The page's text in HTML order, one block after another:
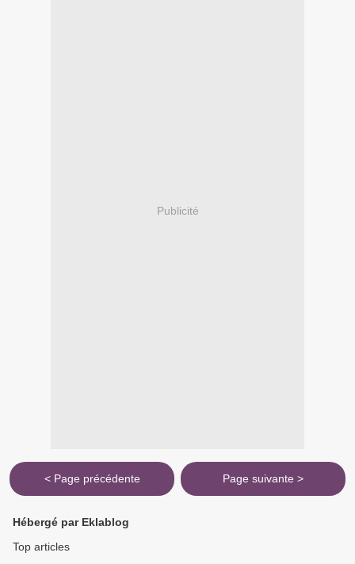
Publicité
< Page précédente Page suivante >
Hébergé par Eklablog
Top articles